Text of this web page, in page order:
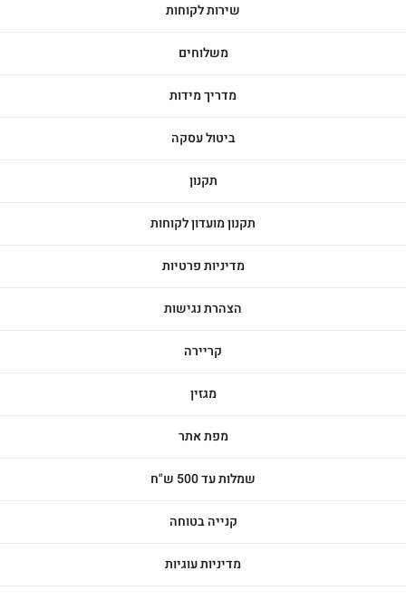
שירות לקוחות
משלוחים
מדריך מידות
ביטול עסקה
תקנון
תקנון מועדון לקוחות
מדיניות פרטיות
הצהרת נגישות
קריירה
מגזין
מפת אתר
שמלות עד 500 ש"ח
קנייה בטוחה
מדיניות עוגיות